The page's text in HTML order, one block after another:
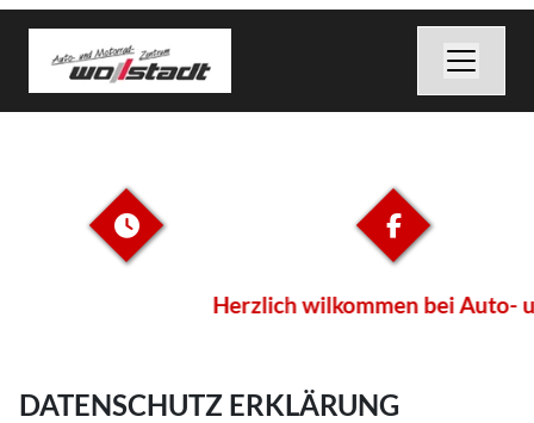
Herzlich wilkommen bei Auto-
DATENSCHUTZ ERKLÄRUNG